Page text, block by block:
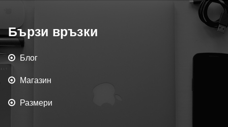
Бързи връзки
Блог
Магазин
Размери